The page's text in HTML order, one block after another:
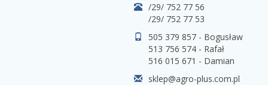
/29/ 752 77 56
/29/ 752 77 53
505 379 857 - Bogusław
513 756 574 - Rafał
516 015 671 - Damian
sklep@agro-plus.com.pl